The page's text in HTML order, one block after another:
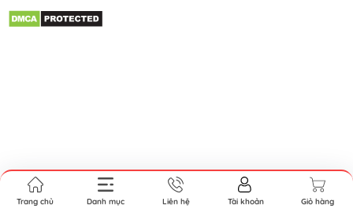
Trang chủ Danh mục Liên hệ Tài khoản Giỏ hàng